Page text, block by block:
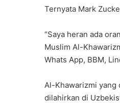
Ternyata Mark
“Saya heran ada
Muslim Al-
Whats App, BBM,
Al-Khawarizmi yang
dilahirkan di